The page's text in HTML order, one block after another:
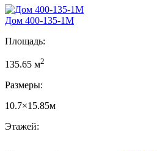
Дом 400-135-1М
Площадь:
135.65 м2
Размеры:
10.7×15.85м
Этажей: